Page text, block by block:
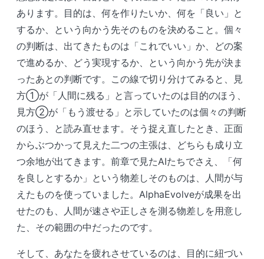
あります。目的は、何を作りたいか、何を「良い」と
するか、という向かう先そのものを決めること。個々
の判断は、出てきたものは「これでいい」か、どの案
で進めるか、どう実現するか、という向かう先が決ま
ったあとの判断です。この線で切り分けてみると、見
方①が「人間に残る」と言っていたのは目的のほう、
見方②が「もう渡せる」と示していたのは個々の判断
のほう、と読み直せます。そう捉え直したとき、正面
からぶつかって見えた二つの主張は、どちらも成り立
つ余地が出てきます。前章で見たAIたちでさえ、「何
を良しとするか」という物差しそのものは、人間が与
えたものを使っていました。AlphaEvolveが成果を出
せたのも、人間が速さや正しさを測る物差しを用意し
た、その範囲の中だったのです。
そして、あなたを疲れさせているのは、目的に紐づい